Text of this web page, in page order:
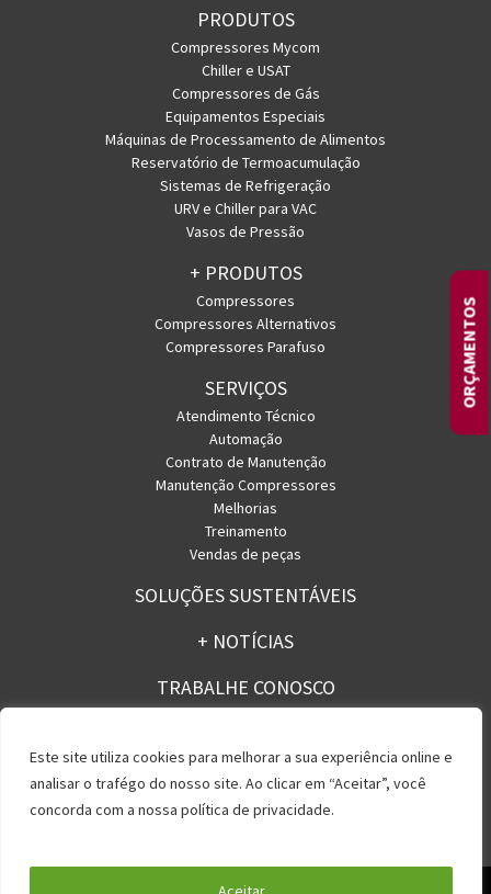
Este site utiliza cookies para melhorar a sua experiência online e
analisar o trafégo do nosso site. Ao clicar em “Aceitar”, você
concorda com a nossa política de privacidade.
ORÇAMENTOS
PRODUTOS
Compressores Mycom
Chiller e USAT
Compressores de Gás
Equipamentos Especiais
Máquinas de Processamento de Alimentos
Reservatório de Termoacumulação
Sistemas de Refrigeração
URV e Chiller para VAC
Vasos de Pressão
+ PRODUTOS
Compressores
Compressores Alternativos
Compressores Parafuso
SERVIÇOS
Atendimento Técnico
Automação
Contrato de Manutenção
Manutenção Compressores
Melhorias
Treinamento
Vendas de peças
SOLUÇÕES SUSTENTÁVEIS
+ NOTÍCIAS
TRABALHE CONOSCO